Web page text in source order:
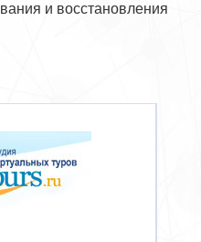
и восстановления